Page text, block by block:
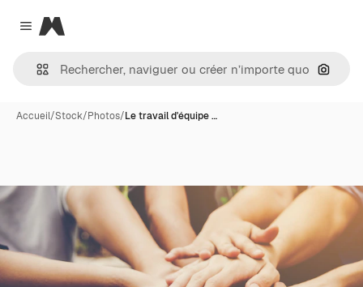
Close menu
Magnific
Accueil/Stock/Photos/Le travail d'équipe …